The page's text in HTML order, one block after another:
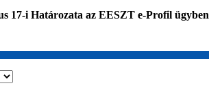
17-i Határozata az EESZT e-Profil ügyben